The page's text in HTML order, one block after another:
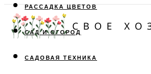
РАССАДКА ЦВЕТОВ
САД И ОГОРОД
САДОВАЯ ТЕХНИКА